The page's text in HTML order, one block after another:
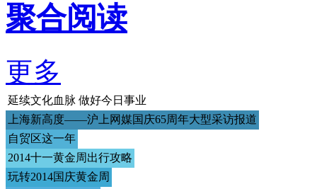
聚合阅读
更多
延续文化血脉 做好今日事业
上海新高度——沪上网媒国庆65周年大型采访报道
自贸区这一年
2014十一黄金周出行攻略
玩转2014国庆黄金周